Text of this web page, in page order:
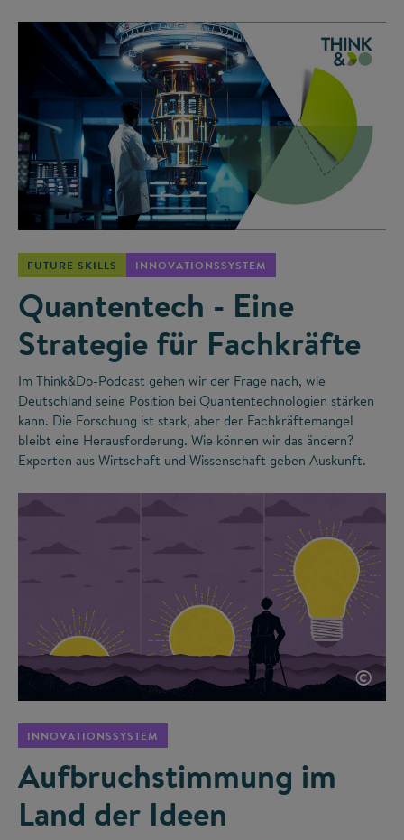
FUTURE SKILLS INNOVATIONSSYSTEM
Quantentech - Eine
Strategie für Fachkräfte
Im Think&Do-Podcast gehen wir der Frage nach, wie
Deutschland seine Position bei Quantentechnologien stärken
kann. Die Forschung ist stark, aber der Fachkräftemangel
bleibt eine Herausforderung. Wie können wir das ändern?
Experten aus Wirtschaft und Wissenschaft geben Auskunft.
©
INNOVATIONSSYSTEM
Aufbruchstimmung im
Land der Ideen